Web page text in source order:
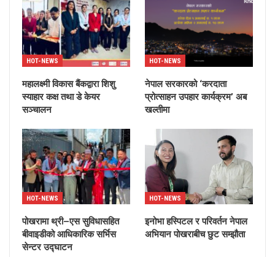
HOT-NEWS
महालक्ष्मी विकास बैंकद्वारा शिशु
स्याहार कक्ष तथा डे केयर
सञ्चालन
HOT-NEWS
नेपाल सरकारको ‘करदाता
प्रोत्साहन उपहार कार्यक्रम’ अब
खल्तीमा
HOT-NEWS
पोखरामा थ्री–एस सुविधासहित
बीवाइडीको आधिकारिक सर्भिस
सेन्टर उद्घाटन
HOT-NEWS
इनोभा हस्पिटल र परिवर्तन नेपाल
अभियान पोखराबीच छुट सम्झौता